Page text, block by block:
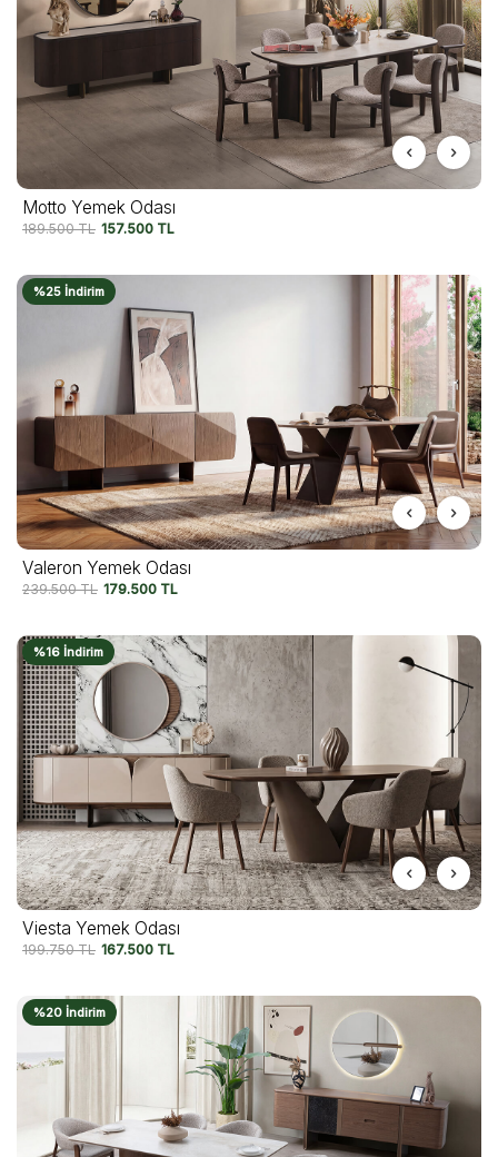
Motto Yemek Odası
189.500TL 157.500 TL
%25 İndirim
Valeron Yemek Odası
239.500TL 179.500 TL
%16 İndirim
Viesta Yemek Odası
199.750TL 167.500 TL
%20 İndirim